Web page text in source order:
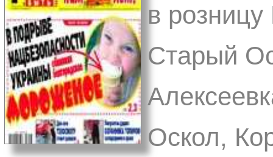
в розницу
Старый
Оскол,